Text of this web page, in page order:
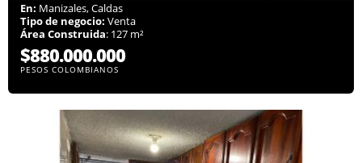
En: Manizales, Caldas
Tipo de negocio: Venta
Área Construida: 127 m²
$880.000.000
PESOS COLOMBIANOS